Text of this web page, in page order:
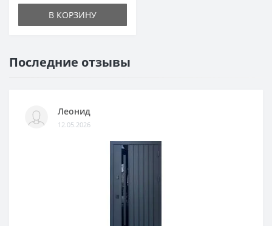
В КОРЗИНУ
Последние отзывы
Леонид
12.05.2026